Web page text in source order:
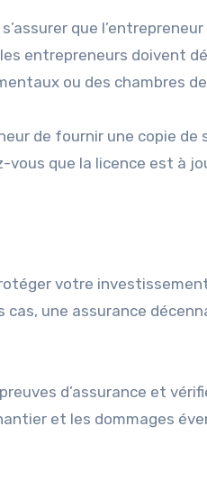
que
entrepreneurs doivent
ou des chambres
de fournir une copie
que la licence est à
votre
une assurance
d’assurance et
et les dommages